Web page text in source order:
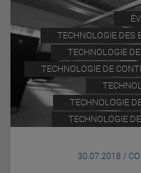
TECHNOLOGIE DES
TECHNOLOGIE
TECHNOLOGIE DE
TECHNOLOGIE
TECHNOLOGIE
30.07.2018 /